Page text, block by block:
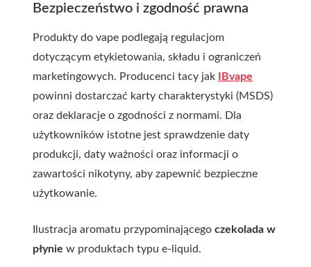
Bezpieczeństwo i zgodność prawna
Produkty do vape podlegają regulacjom
dotyczącym etykietowania, składu i ograniczeń
marketingowych. Producenci tacy jak
IBvape
powinni dostarczać karty charakterystyki (MSDS)
oraz deklaracje o zgodności z normami. Dla
użytkowników istotne jest sprawdzenie daty
produkcji, daty ważności oraz informacji o
zawartości nikotyny, aby zapewnić bezpieczne
użytkowanie.
Ilustracja aromatu przypominającego czekolada w
płynie w produktach typu e-liquid.